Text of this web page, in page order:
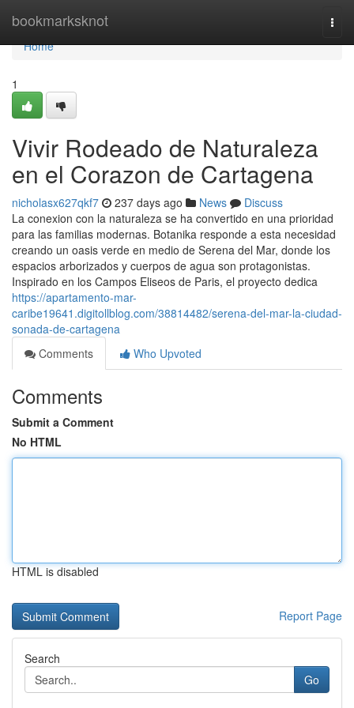
bookmarksknot
Home
Home
1
Vivir Rodeado de Naturaleza
en el Corazon de Cartagena
nicholasx627qkf7 237 days ago News
Discuss
La conexion con la naturaleza se ha convertido en una prioridad
para las familias modernas. Botanika responde a esta necesidad
creando un oasis verde en medio de Serena del Mar, donde los
espacios arborizados y cuerpos de agua son protagonistas.
Inspirado en los Campos Eliseos de Paris, el proyecto dedica
https://apartamento-mar-
caribe19641.digitollblog.com/38814482/serena-del-mar-la-ciudad-
sonada-de-cartagena
Comments
Who Upvoted
Comments
Submit a Comment
No HTML
HTML is disabled
Report Page
Search
Go